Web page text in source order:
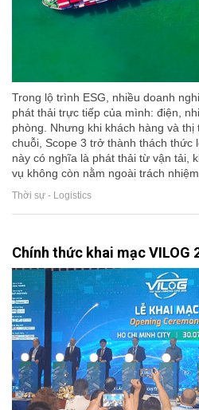
Trong lộ trình ESG, nhiều doanh
phát thải trực tiếp của mình: điện,
phòng. Nhưng khi khách hàng và
chuỗi, Scope 3 trở thành thách thức
này có nghĩa là phát thải từ vận tải,
vụ không còn nằm ngoài trách
Thời sự - Logistics
Chính thức khai mạc VILOG